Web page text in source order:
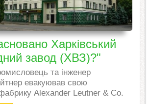
Харківський
завод (ХВЗ)?"
та інженер
евакуював свою
Alexander Leutner & Co.